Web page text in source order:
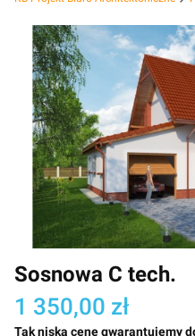
Sosnowa C tech.
1 350,00 zł
Tak niską cenę gwarantujemy